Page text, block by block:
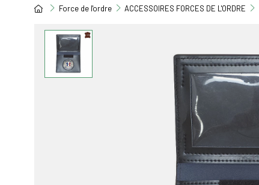
Force de l'ordre ACCESSOIRES FORCES DE L'ORDRE